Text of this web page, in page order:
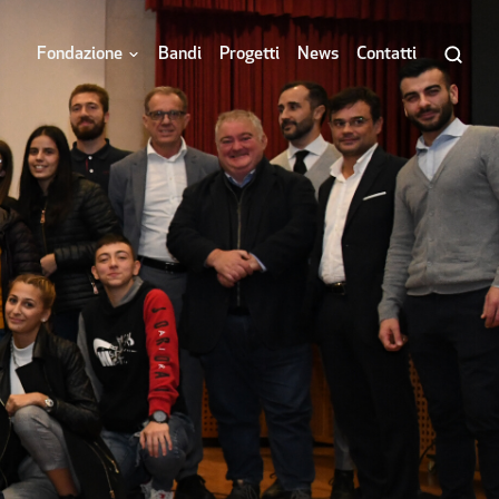
Fondazione Bandi Progetti News Contatti